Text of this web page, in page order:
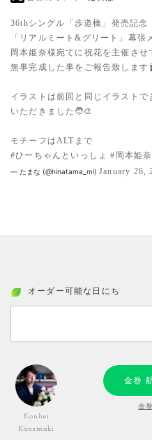
36thシングル「歩道橋」発売記念
「リアルミート&グリート」幕張
岡本姫奈様宛てに祝花を主催させ
無事完成した事をご報告致します
イラストは前回と同じイラストで
いただきました🧑‍🎨
モチーフはALTまで
#ひーちゃんといっしょ
#岡本姫奈
— たまな (@hinatama_mi) January 26,
オーダー可能な日にち
Kouhei
Kanemaki
金巻
金